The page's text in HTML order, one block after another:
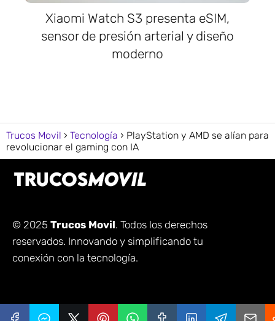
Xiaomi Watch S3 presenta eSIM,
sensor de presión arterial y diseño
moderno
Trucos Movil Tecnología
PlayStation y AMD se alían para
revolucionar el gaming con IA
© 2025 Trucos Movil. Todos los derechos
reservados. Innovando y simplificando tu
conexión con la tecnología.